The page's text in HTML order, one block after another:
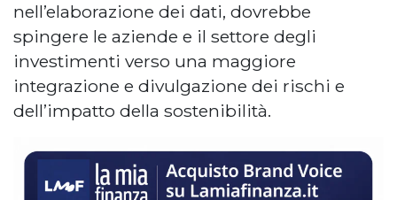
nell’elaborazione dei dati, dovrebbe
spingere le aziende e il settore degli
investimenti verso una maggiore
integrazione e divulgazione dei rischi e
dell’impatto della sostenibilità.